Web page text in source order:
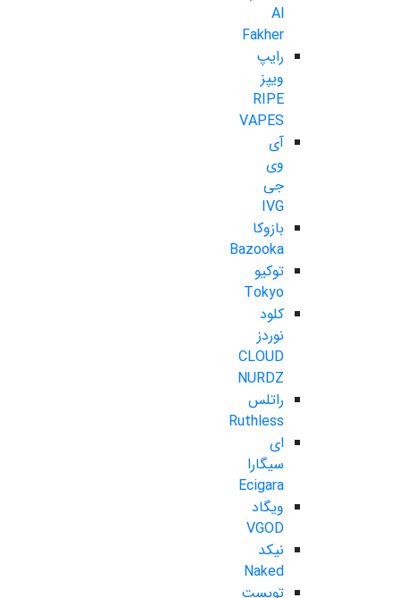
Al
Fakher
رایپ
ویپز
RIPE
VAPES
آی
وی
جی
IVG
بازوکا
Bazooka
توکیو
Tokyo
کلود
نوردز
CLOUD
NURDZ
راتلس
Ruthless
ای
سیگارا
Ecigara
ویگاد
VGOD
نیکد
Naked
تویست